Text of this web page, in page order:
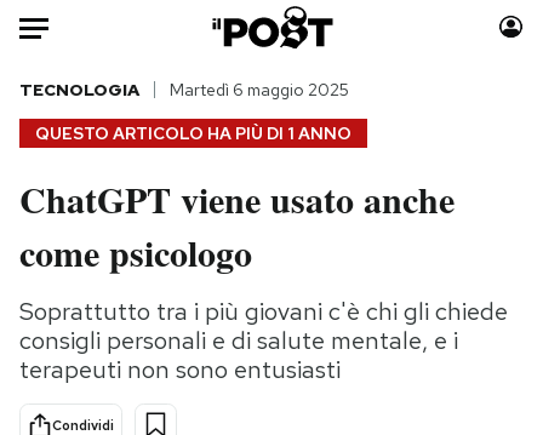
Auto
HOME
Italia
Politica
Tecnologia
Internet
Scienza
Cultura
Moda
Storie/Idee
Ok Boomer!
Media
QUESTO ARTICOLO HA PIÙ DI 1 ANNO
TECNOLOGIA Martedì 6 maggio 2025
ChatGPT viene usato anche
come psicologo
Soprattutto tra i più giovani c'è chi gli chiede
consigli personali e di salute mentale, e i
terapeuti non sono entusiasti
Condividi